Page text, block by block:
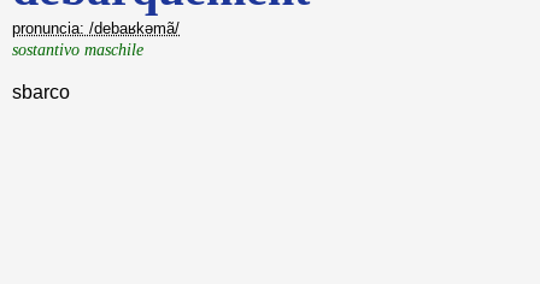
pronuncia: /debaʁkəmã/
sostantivo maschile
sbarco